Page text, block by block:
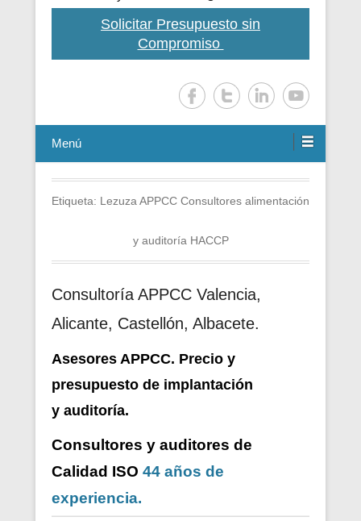
Solicitar Presupuesto sin
Compromiso
Menú
Etiqueta: Lezuza APPCC Consultores alimentación
y auditoría HACCP
Consultoría APPCC Valencia,
Alicante, Castellón, Albacete.
Asesores APPCC. Precio y
presupuesto de implantación
y auditoría.
Consultores y auditores de
Calidad ISO 44 años de
experiencia.